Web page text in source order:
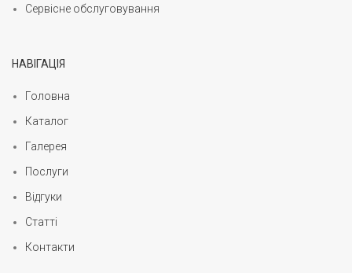
Сервісне обслуговування
НАВІГАЦІЯ
Головна
Каталог
Галерея
Послуги
Відгуки
Статті
Контакти